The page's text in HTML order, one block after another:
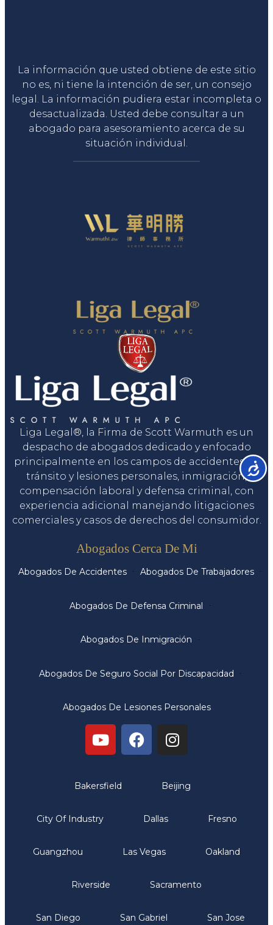
La información que usted obtiene de este sitio
no es, ni tiene la intención de ser, un consejo
legal. La información pudiera estar incompleta o
desactualizada. Usted debe consultar a un
abogado para asesoramiento acerca de su
situación individual.
Liga Legal®, la Firma de Scott Warmuth es un
despacho de abogados dedicado y enfocado
principalmente en los campos de accidentes de
tránsito y lesiones personales, inmigración,
compensación laboral y defensa criminal, con
experiencia adicional manejando litigaciones
comerciales y casos de derechos del consumidor.
Abogados Cerca De Mi
Abogados De Accidentes Abogados De Trabajadores
Abogados De Defensa Criminal
Abogados De Inmigración
Abogados De Seguro Social Por Discapacidad
Abogados De Lesiones Personales
Bakersfield Beijing
City Of Industry Dallas Fresno
Guangzhou Las Vegas Oakland
Riverside Sacramento
San Diego San Gabriel San Jose